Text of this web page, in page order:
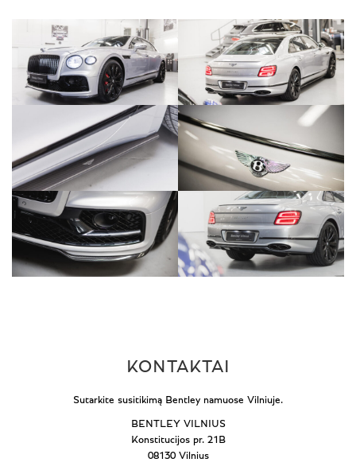
KONTAKTAI
Sutarkite susitikimą Bentley namuose Vilniuje.
BENTLEY VILNIUS
Konstitucijos pr. 21B
08130 Vilnius